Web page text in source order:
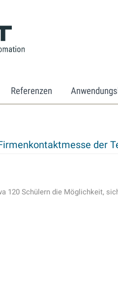
Referenzen
der
120 Schülern die Möglichkeit,